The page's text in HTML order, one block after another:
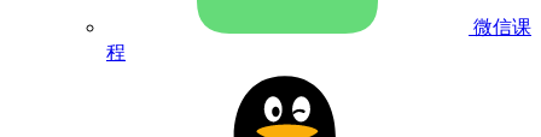
微信课
程